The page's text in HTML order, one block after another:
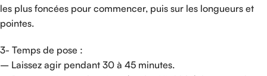
les plus foncées pour commencer, puis sur les longueurs et
pointes.
3- Temps de pose :
– Laissez agir pendant 30 à 45 minutes.